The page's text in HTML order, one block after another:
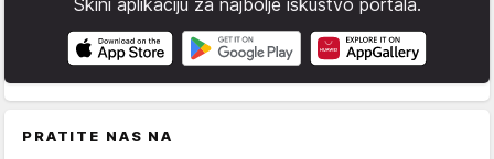
Skini aplikaciju za najbolje iskustvo portala.
PRATITE NAS NA